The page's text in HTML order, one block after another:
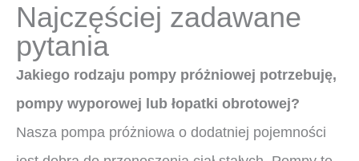
Najczęściej zadawane
pytania
Jakiego rodzaju pompy próżniowej potrzebuję,
pompy wyporowej lub łopatki obrotowej?
Nasza pompa próżniowa o dodatniej pojemności